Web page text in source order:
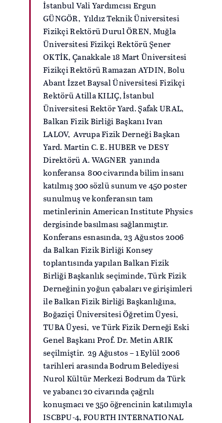
İstanbul Vali Yardımcısı Ergun
GÜNGÖR, Yıldız Teknik Üniversitesi
Fizikçi Rektörü Durul ÖREN, Muğla
Üniversitesi Fizikçi Rektörü Şener
OKTİK, Çanakkale 18 Mart Üniversitesi
Fizikçi Rektörü Ramazan AYDIN, Bolu
Abant İzzet Baysal Üniversitesi Fizikçi
Rektörü Atilla KILIÇ, İstanbul
Üniversitesi Rektör Yard. Şafak URAL,
Balkan Fizik Birliği Başkanı Ivan
LALOV, Avrupa Fizik Derneği Başkan
Yard. Martin C. E. HUBER ve DESY
Direktörü A. WAGNER yanında
konferansa 800 civarında bilim insanı
katılmış 300 sözlü sunum ve 450 poster
sunulmuş ve konferansın tam
metinlerinin American Institute Physics
dergisinde basılması sağlanmıştır.
Konferans esnasında, 23 Ağustos 2006
da Balkan Fizik Birliği Konsey
toplantısında yapılan Balkan Fizik
Birliği Başkanlık seçiminde, Türk Fizik
Derneğinin yoğun çabaları ve girişimleri
ile Balkan Fizik Birliği Başkanlığına,
Boğaziçi Üniversitesi Öğretim Üyesi,
TUBA Üyesi, ve Türk Fizik Derneği Eski
Genel Başkanı Prof. Dr. Metin ARIK
seçilmiştir. 29 Ağustos – 1 Eylül 2006
tarihleri arasında Bodrum Belediyesi
Nurol Kültür Merkezi Bodrum da Türk
ve yabancı 20 civarında çağrılı
konuşmacı ve 350 öğrencinin katılımıyla
ISCBPU-4, FOURTH INTERNATIONAL